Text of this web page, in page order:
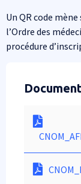
Un QR code
l’Ordre des
procédure